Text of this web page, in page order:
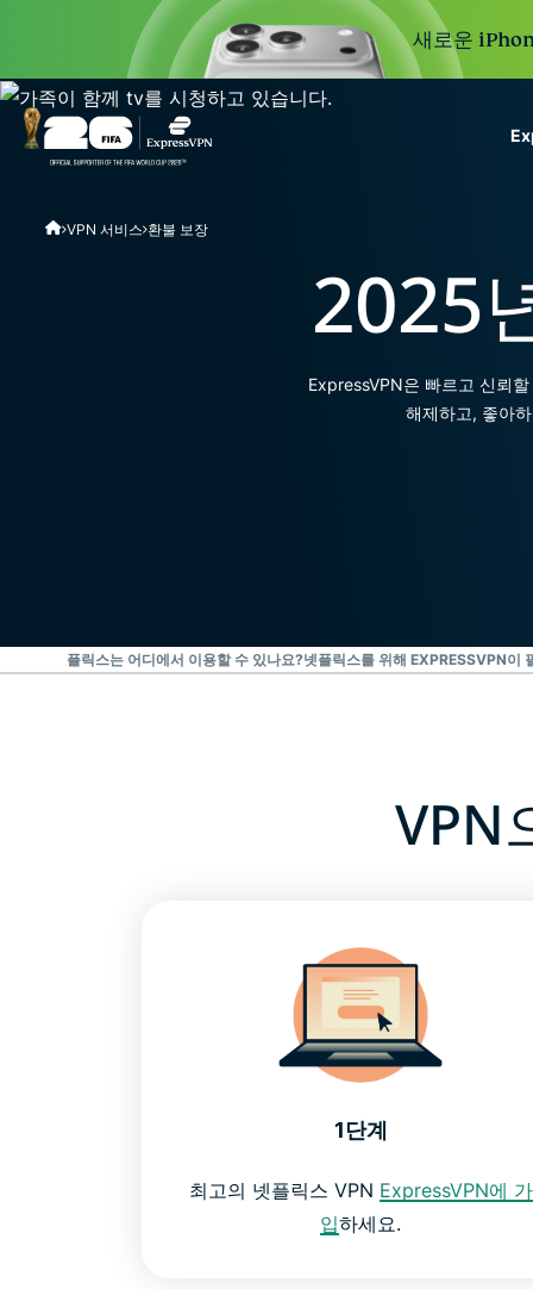
새로운
scale.
VPN 서비스 환불 보장
2025
ExpressVPN은 빠르고 신뢰
해제하고, 좋아
넷플릭스는 어디에서 이용할 수 있나요?넷플릭스를 위해 EXPRESSVPN이
VPN
1단계
최고의 넷플릭스 VPN ExpressVPN에 가
입하세요.